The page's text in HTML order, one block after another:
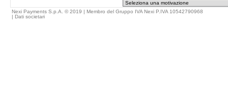
Nexi Payments S.p.A. © 2019 | Membro del Gruppo IVA Nexi P.IVA 10542790968
| Dati societari